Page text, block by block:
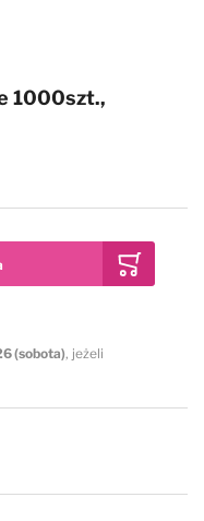
1000szt.,
(sobota), jeżeli